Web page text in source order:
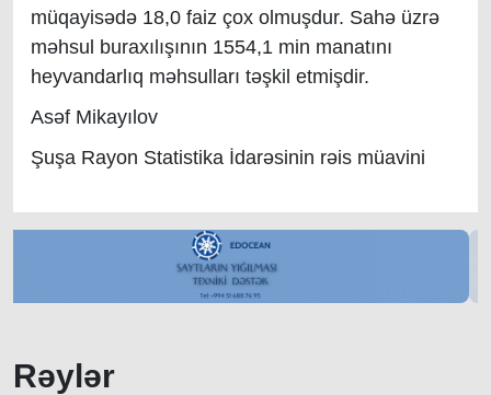
müqayisədə 18,0 faiz çox olmuşdur. Sahə üzrə
məhsul buraxılışının 1554,1 min manatını
heyvandarlıq məhsulları təşkil etmişdir.
Asəf Mikayılov
Şuşa Rayon Statistika İdarəsinin rəis müavini
Rəylər